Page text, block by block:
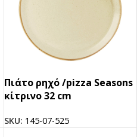
Πιάτο ρηχό /pizza Seasons
κίτρινο 32 cm
SKU: 145-07-525